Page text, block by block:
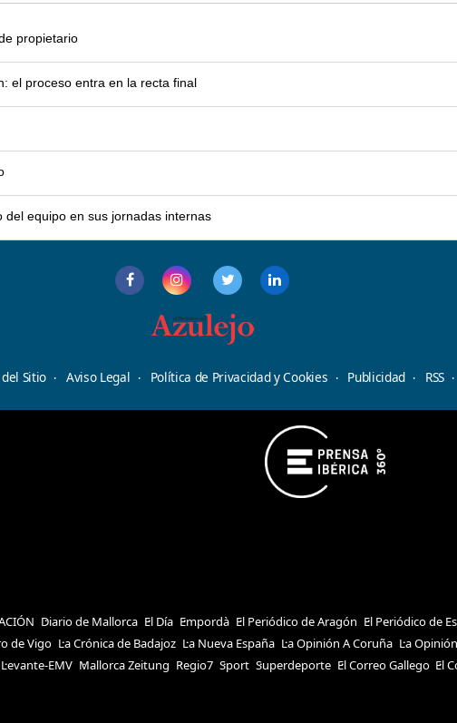
propietario
el proceso entra en la recta final
equipo en sus jornadas internas
Sitio Aviso Legal Política de Privacidad y Cookies Publicidad RSS
Diario de Mallorca El Día Empordà El Periódico de Aragón El Periódico de
de Vigo La Crónica de Badajoz La Nueva España La Opinión A Coruña La
Levante-EMV Mallorca Zeitung Regio7 Sport Superdeporte El Correo Gallego El